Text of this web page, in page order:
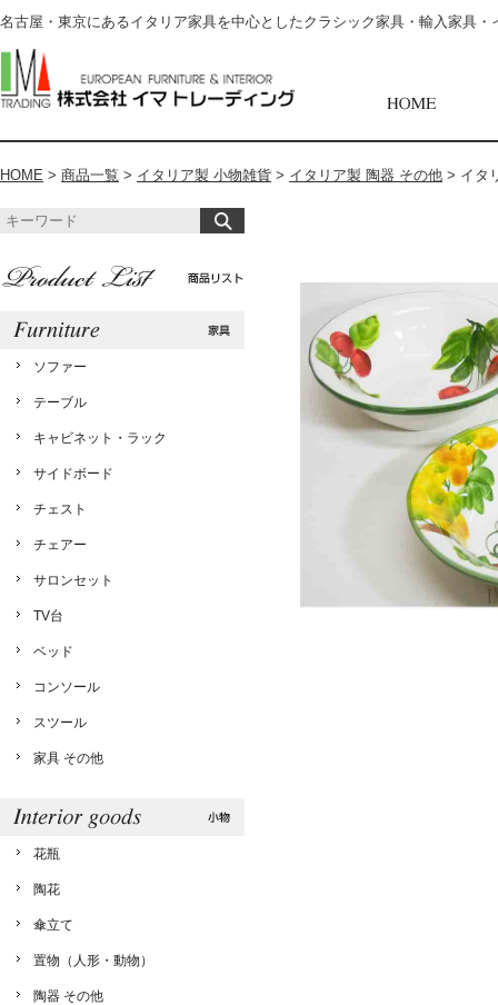
名古屋・東京にあるイタリア家具を中心としたクラシック家具・輸入家具
HOME > 商品一覧 > イタリア製 小物雑貨 > イタリア製 陶器 その他 > イタ
ソファー
テーブル
キャビネット・ラック
サイドボード
チェスト
チェアー
サロンセット
TV台
ベッド
コンソール
スツール
家具 その他
花瓶
陶花
傘立て
置物（人形・動物）
陶器 その他